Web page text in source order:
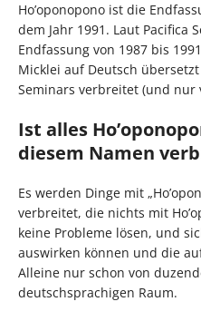
Ho’oponopono ist die
dem Jahr 1991. Laut Pacifica
Endfassung von 1987 bis
Micklei auf Deutsch
Seminars verbreitet (und nur
Ist alles
diesem Namen
Es werden Dinge mit
verbreitet, die nichts mit
keine Probleme lösen, und
auswirken können und die
Alleine nur schon von
deutschsprachigen Raum.